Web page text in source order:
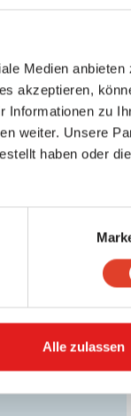
Medien anbieten
akzeptieren,
Informationen zu
weiter. Unsere
haben oder
Alle zulassen
Gas zu optimieren.